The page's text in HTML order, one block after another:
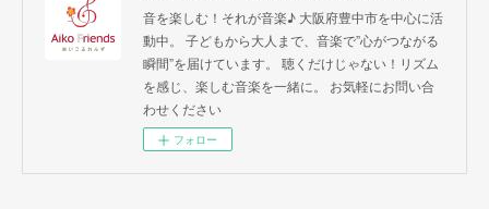
音を楽しむ！それが音楽♪ 大阪府豊中市を中心に活
動中。 子どもから大人まで、音楽で”心がつながる
瞬間”を届けています。 聴くだけじゃない！リズム
を感じ、楽しむ音楽を一緒に。 お気軽にお問い合
わせください
フォロー